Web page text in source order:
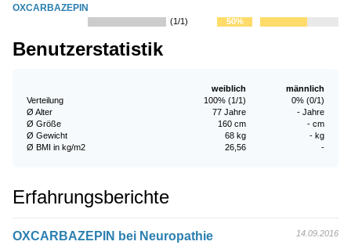
OXCARBAZEPIN
(1/1) 50%
Benutzerstatistik
männlich
weiblich
Verteilung
0% (0/1)
100% (1/1)
Ø Alter
- Jahre
77 Jahre
Ø Größe
- cm
160 cm
Ø Gewicht
- kg
68 kg
Ø BMI in kg/m2
-
26,56
Erfahrungsberichte
OXCARBAZEPIN bei Neuropathie 14.09.2016